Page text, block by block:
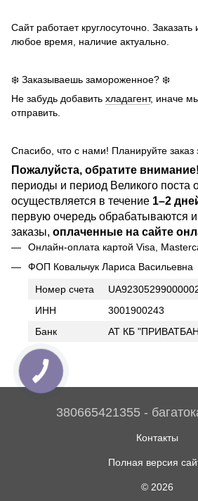
Сайт работает круглосуточно.
любое время, наличие актуально.
❄️ Заказываешь замороженное? ❄️
Не забудь добавить хладагент, иначе
отправить.
Спасибо, что с нами! Планируйте заказ
Пожалуйста, обратите внимание!
периоды и период Великого поста
осуществляется в течение 1–2
первую очередь обрабатываются
заказы, оплаченные на сайте
Онлайн-оплата картой Visa,
ФОП Ковальчук Лариса Васильевна
Номер счета
ИНН
3001900243
Банк
АТ КБ
380665421355 -
Контакты
Полная версия
© 2026